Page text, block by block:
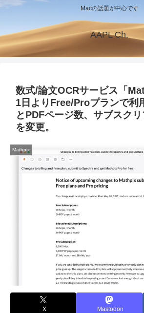
Macの話題が中心です
AAPL Ch.
数式/論文OCRサービス「
1日よりFree/Proプランで利
とPDFページ数、サブスク
を変更。
Mathpix
X Mastodon